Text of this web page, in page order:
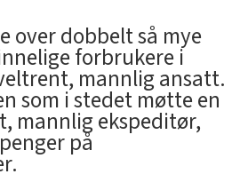
over dobbelt så mye
forbrukere i
mannlig ansatt.
som i stedet møtte en
mannlig ekspeditør,
på